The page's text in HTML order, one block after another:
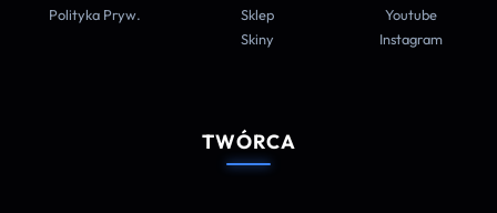
Polityka Pryw.
Sklep
Skiny
Youtube
Instagram
TWÓRCA